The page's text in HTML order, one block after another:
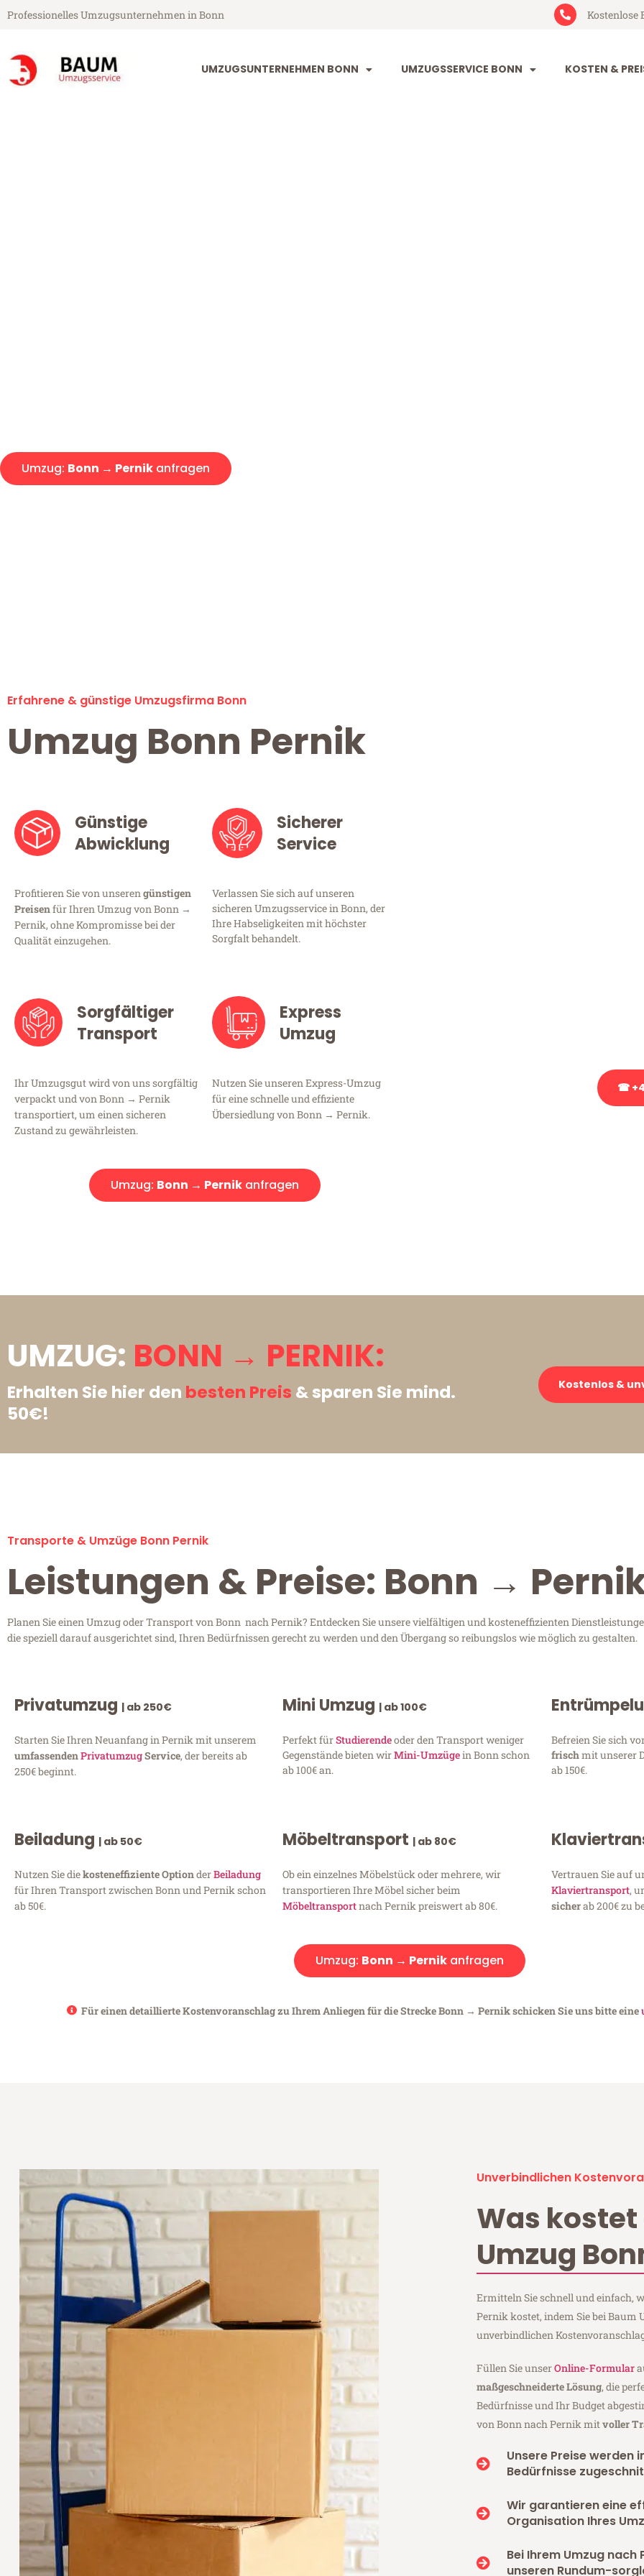
Professionelles Umzugsunternehmen in Bonn Kostenlose
UMZUGSUNTERNEHMEN BONN UMZUGSSERVICE BONN KOSTEN &
Umzug: Bonn → Pernik anfragen
Erfahrene & günstige Umzugsfirma Bonn
Umzug Bonn Pernik
Günstige
Abwicklung
Profitieren Sie von unserengünstigen
Preisenfür Ihren Umzug von Bonn →
Pernik, ohne Kompromisse bei der
Qualität einzugehen.
Sicherer
Service
Verlassen Sie sich auf unseren
sicheren Umzugsservice in Bonn, der
Ihre Habseligkeiten mit höchster
Sorgfalt behandelt.
Sorgfältiger
Transport
Ihr Umzugsgut wird von uns sorgfältig
verpackt und von Bonn → Pernik
transportiert, um einen sicheren
Zustand zu gewährleisten.
Express
Umzug
Nutzen Sie unseren Express-Umzug
für eine schnelle und effiziente
Übersiedlung von Bonn → Pernik.
Umzug: Bonn → Pernik anfragen
☎
UMZUG: BONN → PERNIK:
Erhalten Sie hier den besten Preis & sparen Sie mind.
50€!
Kostenlos &
Transporte & Umzüge Bonn Pernik
Leistungen & Preise: Bonn →
Planen Sie einen Umzug oder Transport von Bonn nach Pernik? Entdecken Sie unsere vielfältigen und kosteneffizienten
die speziell darauf ausgerichtet sind, Ihren Bedürfnissen gerecht zu werden und den Übergang so reibungslos wie möglich zu gestalten.
Privatumzug | ab 250€
Starten Sie Ihren Neuanfang in Pernik mit unserem
umfassendenPrivatumzugService, der bereits ab
250€ beginnt.
Mini Umzug | ab 100€
Perfekt fürStudierendeoder den Transport weniger
Gegenstände bieten wirMini-Umzügein Bonn schon
ab 100€ an.
Befreien Sie sich
frischmit unserer
ab 150€.
Beiladung | ab 50€
Nutzen Sie diekosteneffiziente OptionderBeiladung
für Ihren Transport zwischen Bonn und Pernik schon
ab 50€.
Möbeltransport | ab 80€
Ob ein einzelnes Möbelstück oder mehrere, wir
transportieren Ihre Möbel sicher beim
Möbeltransportnach Pernik preiswert ab 80€.
Vertrauen Sie auf
Klaviertransport,
sicherab 200€ zu
Umzug: Bonn → Pernik anfragen
Für einen detaillierte Kostenvoranschlag zu Ihrem Anliegen für die Strecke Bonn → Pernik schicken Sie uns bitte eine
Unverbindlichen
Was kostet
Umzug
Ermitteln Sie schnell und einfach,
Pernik kostet, indem Sie bei Baum
unverbindlichen
Füllen Sie unserOnline-Formular
maßgeschneiderte Lösung, die
Bedürfnisse und Ihr Budget
von Bonn nach Pernik mitvoller
Unsere Preise werden
Bedürfnisse
Wir garantieren eine
Organisation Ihres
Bei Ihrem Umzug nach
unseren Rundum-